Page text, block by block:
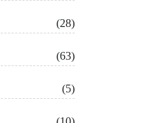
(28)
(63)
(5)